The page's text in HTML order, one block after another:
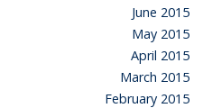
June 2015
May 2015
April 2015
March 2015
February 2015